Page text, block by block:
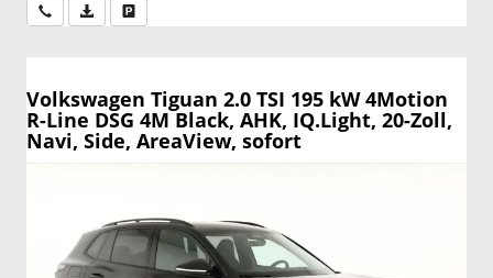
Wir rufen Sie anPDF-Datei, Fahrzeugexposé drucken
Volkswagen Tiguan 2.0 TSI 195 kW 4Motion
R-Line DSG 4M Black, AHK, IQ.Light, 20-Zoll,
Navi, Side, AreaView, sofort